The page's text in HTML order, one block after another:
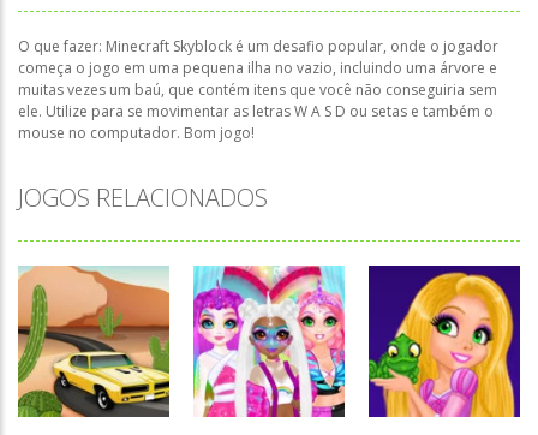
O que fazer: Minecraft Skyblock é um desafio popular, onde o jogador
começa o jogo em uma pequena ilha no vazio, incluindo uma árvore e
muitas vezes um baú, que contém itens que você não conseguiria sem
ele. Utilize para se movimentar as letras W A S D ou setas e também o
mouse no computador. Bom jogo!
JOGOS RELACIONADOS